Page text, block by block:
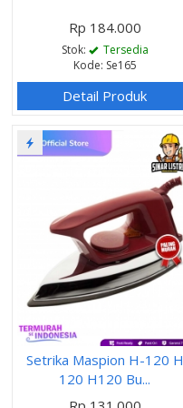
Rp 184.000
Stok:
Tersedia
Kode: Se165
Detail Produk
Setrika Maspion H-120 H
120 H120 Bu...